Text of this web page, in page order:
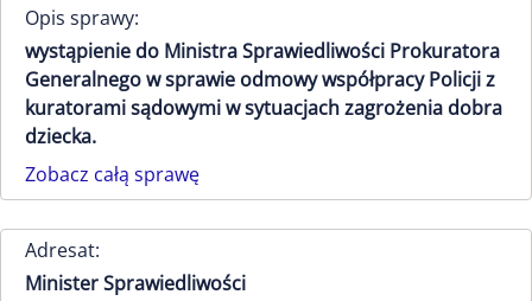
Opis sprawy:
wystąpienie do Ministra Sprawiedliwości Prokuratora
Generalnego w sprawie odmowy współpracy Policji z
kuratorami sądowymi w sytuacjach zagrożenia dobra
dziecka.
Zobacz całą sprawę
Adresat:
Minister Sprawiedliwości